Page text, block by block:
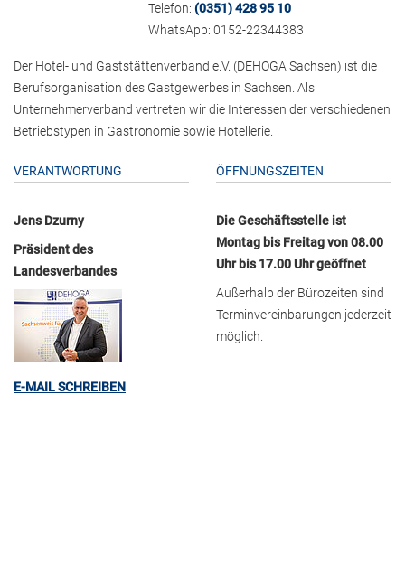
Telefon:(0351) 428 95 10
WhatsApp: 0152-22344383
Der Hotel- und Gaststättenverband e.V. (DEHOGA Sachsen) ist die
Berufsorganisation des Gastgewerbes in Sachsen. Als
Unternehmerverband vertreten wir die Interessen der verschiedenen
Betriebstypen in Gastronomie sowie Hotellerie.
VERANTWORTUNG
Jens Dzurny
Präsident des
Landesverbandes
E-MAIL SCHREIBEN
ÖFFNUNGSZEITEN
Die Geschäftsstelle ist
Montag bis Freitag von 08.00
Uhr bis 17.00 Uhr geöffnet
Außerhalb der Bürozeiten sind
Terminvereinbarungen jederzeit
möglich.